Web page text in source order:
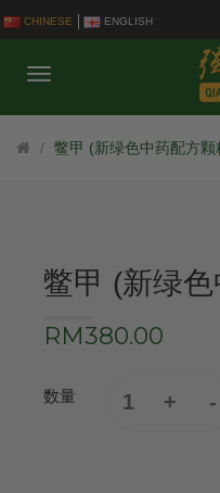
CHINESE ENGLISH
鳖甲 (新绿色中药配方颗
鳖甲 (新绿
RM380.00
数量